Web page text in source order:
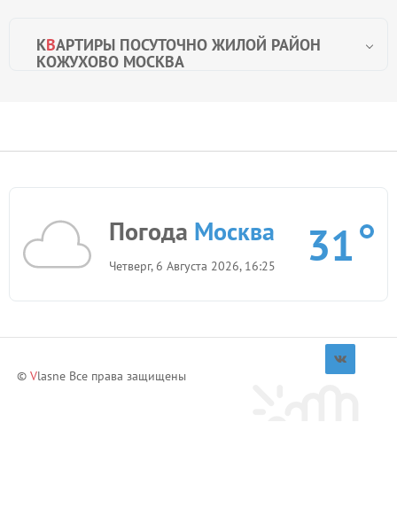
КВАРТИРЫ ПОСУТОЧНО ЖИЛОЙ РАЙОН
КОЖУХОВО МОСКВА
Погода Москва
Четверг, 6 Августа 2026, 16:25 31
© Vlasne Все права защищены